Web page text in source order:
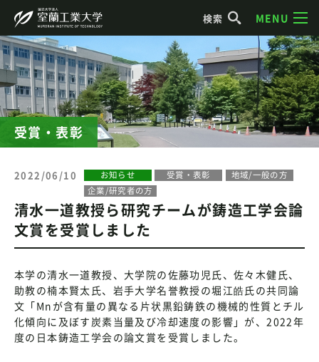
検索 MENU
受賞・表彰
2022/06/10 お知らせ 受賞・表彰
地域/一般の方
企業/研究者の方
清水一道教授ら研究チームが鋳造工学会論
文賞を受賞しました
本学の清水一道教授、大学院の佐藤功児氏、佐々木健氏、
助教の楠本賢太氏、岩手大学名誉教授の堀江皓氏の共同論
文「Mnが含有量の異なる片状黒鉛鋳鉄の機械的性質とチル
化傾向に及ぼす炭素当量及び冷却速度の影響」が、2022年
度の日本鋳造工学会の論文賞を受賞しました。